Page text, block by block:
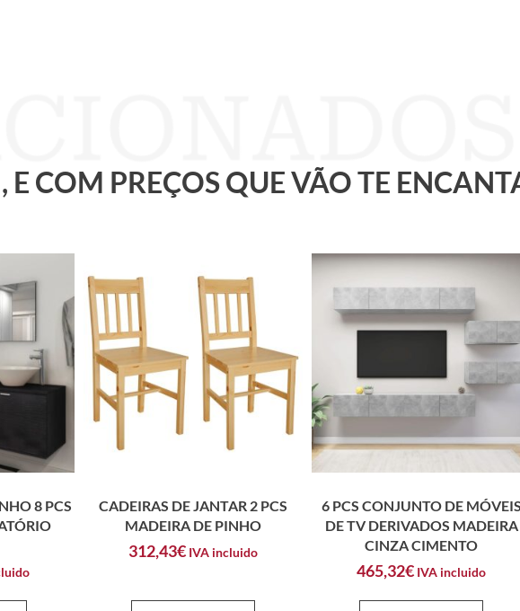
COM PREÇOS QUE VÃO TE
8 PCS
CADEIRAS DE JANTAR 2 PCS
MADEIRA DE PINHO
312,43€ IVA incluido
6 PCS CONJUNTO DE MÓVEIS
DE TV DERIVADOS MADEIRA
CINZA CIMENTO
465,32€ IVA incluido